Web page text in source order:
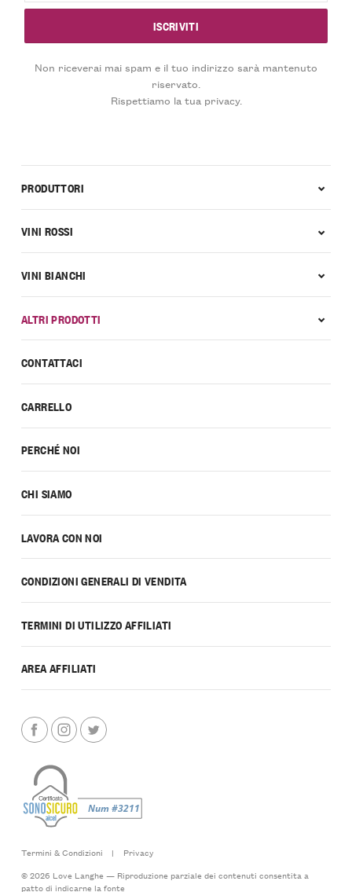
Non riceverai mai spam e il tuo indirizzo sarà mantenuto
riservato.
Rispettiamo la tua privacy.
CONTATTACI
CARRELLO
PERCHÉ NOI
CHI SIAMO
LAVORA CON NOI
CONDIZIONI GENERALI DI VENDITA
TERMINI DI UTILIZZO AFFILIATI
AREA AFFILIATI
PRODUTTORI
VINI ROSSI
VINI BIANCHI
ALTRI PRODOTTI
Termini & Condizioni |
Privacy
© 2026 Love Langhe — Riproduzione parziale dei contenuti consentita a
patto di indicarne la fonte